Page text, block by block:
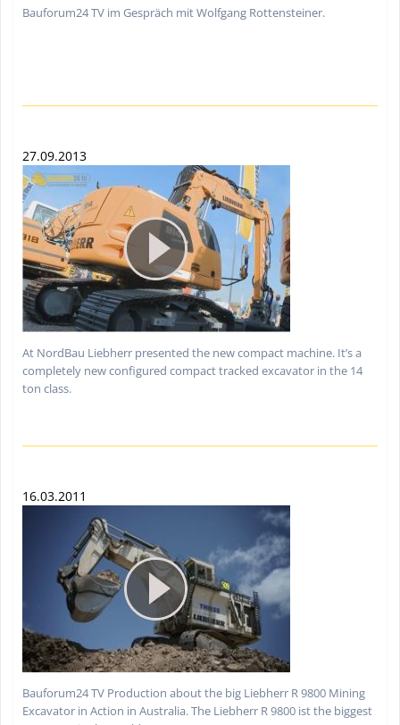
Bauforum24 TV im Gespräch mit Wolfgang Rottensteiner.
27.09.2013
At NordBau Liebherr presented the new compact machine. It’s a
completely new configured compact tracked excavator in the 14
ton class.
16.03.2011
Bauforum24 TV Production about the big Liebherr R 9800 Mining
Excavator in Action in Australia. The Liebherr R 9800 ist the biggest